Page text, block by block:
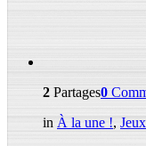
2 Partages0
in À la une !, Jeux